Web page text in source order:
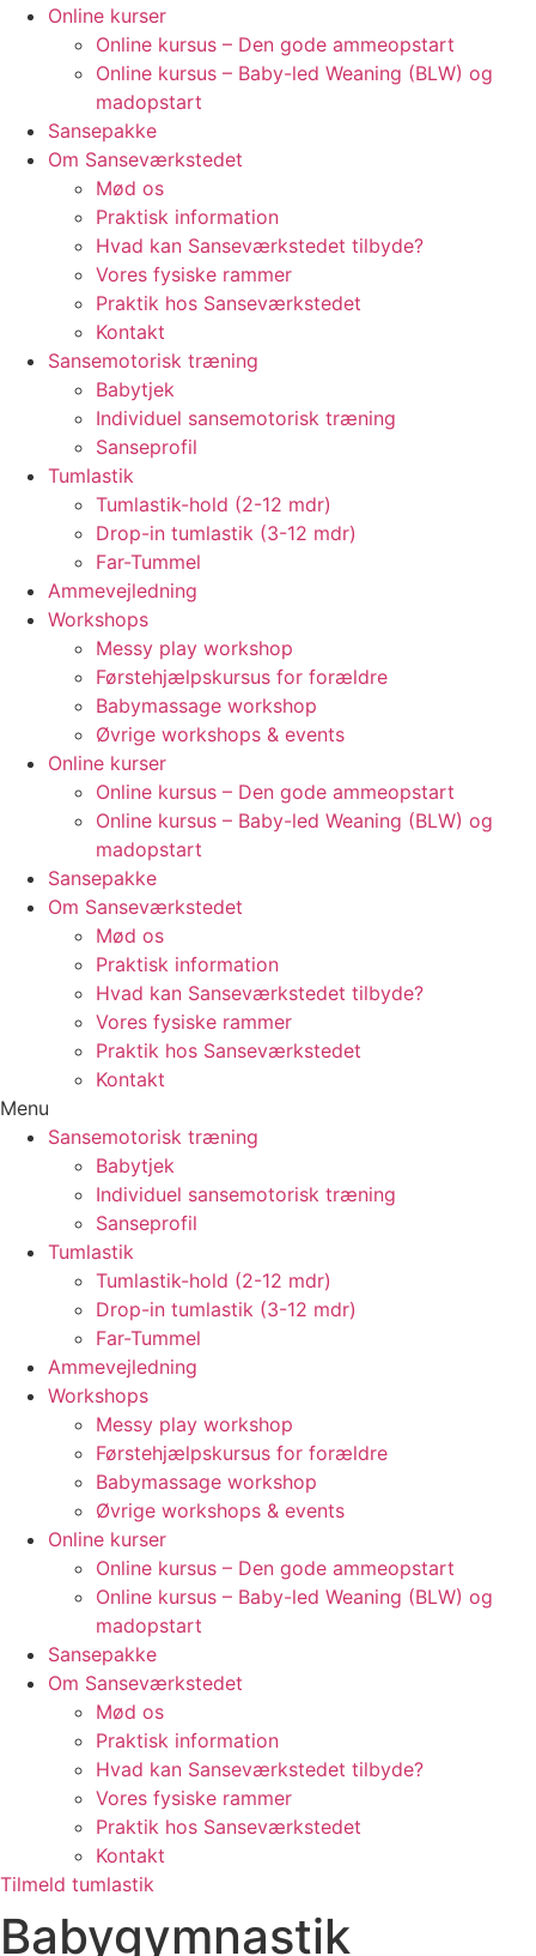
Online kurser
Online kursus – Den gode ammeopstart
Online kursus – Baby-led Weaning (BLW) og
madopstart
Sansepakke
Om Sanseværkstedet
Mød os
Praktisk information
Hvad kan Sanseværkstedet tilbyde?
Vores fysiske rammer
Praktik hos Sanseværkstedet
Kontakt
Sansemotorisk træning
Babytjek
Individuel sansemotorisk træning
Sanseprofil
Tumlastik
Tumlastik-hold (2-12 mdr)
Drop-in tumlastik (3-12 mdr)
Far-Tummel
Ammevejledning
Workshops
Messy play workshop
Førstehjælpskursus for forældre
Babymassage workshop
Øvrige workshops & events
Online kurser
Online kursus – Den gode ammeopstart
Online kursus – Baby-led Weaning (BLW) og
madopstart
Sansepakke
Om Sanseværkstedet
Mød os
Praktisk information
Hvad kan Sanseværkstedet tilbyde?
Vores fysiske rammer
Praktik hos Sanseværkstedet
Kontakt
Menu
Sansemotorisk træning
Babytjek
Individuel sansemotorisk træning
Sanseprofil
Tumlastik
Tumlastik-hold (2-12 mdr)
Drop-in tumlastik (3-12 mdr)
Far-Tummel
Ammevejledning
Workshops
Messy play workshop
Førstehjælpskursus for forældre
Babymassage workshop
Øvrige workshops & events
Online kurser
Online kursus – Den gode ammeopstart
Online kursus – Baby-led Weaning (BLW) og
madopstart
Sansepakke
Om Sanseværkstedet
Mød os
Praktisk information
Hvad kan Sanseværkstedet tilbyde?
Vores fysiske rammer
Praktik hos Sanseværkstedet
Kontakt
Tilmeld tumlastik
Babygymnastik